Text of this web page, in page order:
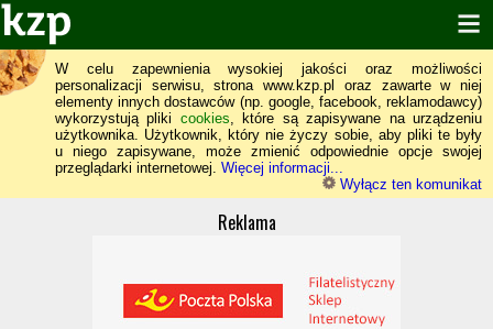
W celu zapewnienia wysokiej jakości oraz możliwości
personalizacji serwisu, strona www.kzp.pl oraz zawarte w niej
elementy innych dostawców (np. google, facebook, reklamodawcy)
wykorzystują pliki cookies, które są zapisywane na urządzeniu
użytkownika. Użytkownik, który nie życzy sobie, aby pliki te były
u niego zapisywane, może zmienić odpowiednie opcje swojej
przeglądarki internetowej. Więcej informacji...
Wyłącz ten komunikat
Reklama